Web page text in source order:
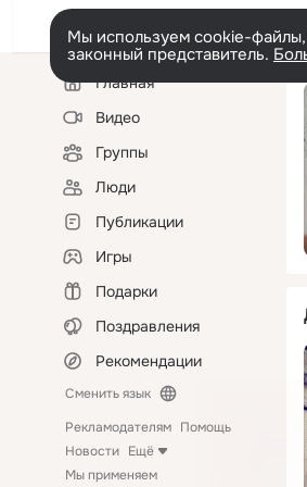
Мы используем cookie-файлы,
законный представитель.
Левая
колонкаГлавная
Видео
Группы
Люди
Публикации
Игры
Подарки
Поздравления
Рекомендации
Сменить язык
Рекламодателям Помощь
Новости Ещё
Мы применяем